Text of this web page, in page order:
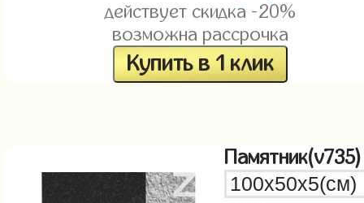
действует скидка -20%
возможна рассрочка
Купить в 1 клик
Памятник(v735)